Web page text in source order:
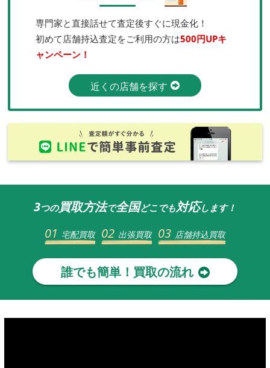
専門家と直接話せて査定後すぐに現金化！
初めて店舗持込査定をご利用の方は500円UPキ
ャンペーン！
近くの店舗を探す
3つの買取方法で全国どこでも対応します！
01 宅配買取 02 出張買取 03 店舗持込買取
誰でも簡単！買取の流れ